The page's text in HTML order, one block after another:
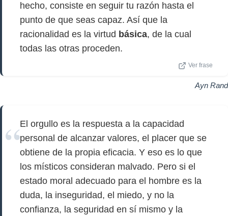
hecho, consiste en seguir tu razón hasta el
punto de que seas capaz. Así que la
racionalidad es la virtud básica, de la cual
todas las otras proceden.
Ver frase
Ayn Rand
El orgullo es la respuesta a la capacidad
personal de alcanzar valores, el placer que se
obtiene de la propia eficacia. Y eso es lo que
los místicos consideran malvado. Pero si el
estado moral adecuado para el hombre es la
duda, la inseguridad, el miedo, y no la
confianza, la seguridad en sí mismo y la